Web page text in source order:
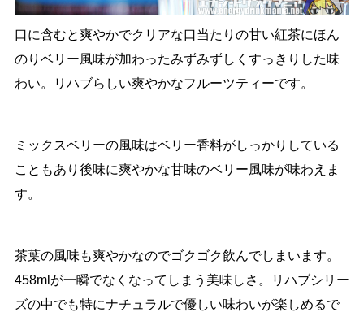
口に含むと爽やかでクリアな口当たりの甘い紅茶にほん
のりベリー風味が加わったみずみずしくすっきりした味
わい。リハブらしい爽やかなフルーツティーです。
ミックスベリーの風味はベリー香料がしっかりしている
こともあり後味に爽やかな甘味のベリー風味が味わえま
す。
茶葉の風味も爽やかなのでゴクゴク飲んでしまいます。
458mlが一瞬でなくなってしまう美味しさ。リハブシリー
ズの中でも特にナチュラルで優しい味わいが楽しめるで